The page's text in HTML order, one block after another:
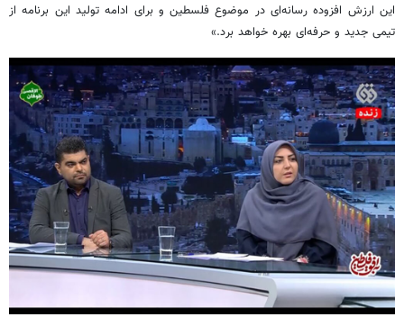
این ارزش افزوده رسانه‌ای در موضوع فلسطین و برای ادامه تولید این برنامه از
تیمی جدید و حرفه‌ای بهره خواهد برد.»